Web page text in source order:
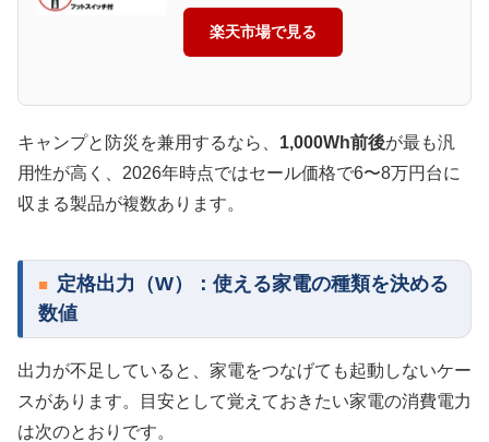
楽天市場で見る
キャンプと防災を兼用するなら、 1,000Wh前後が最も汎
用性が高く、2026年時点ではセール価格で6〜8万円台に
収まる製品が複数あります。
定格出力（W）：使える家電の種類を決める
数値
出力が不足していると、家電をつなげても起動しないケー
スがあります。目安として覚えておきたい家電の消費電力
は次のとおりです。